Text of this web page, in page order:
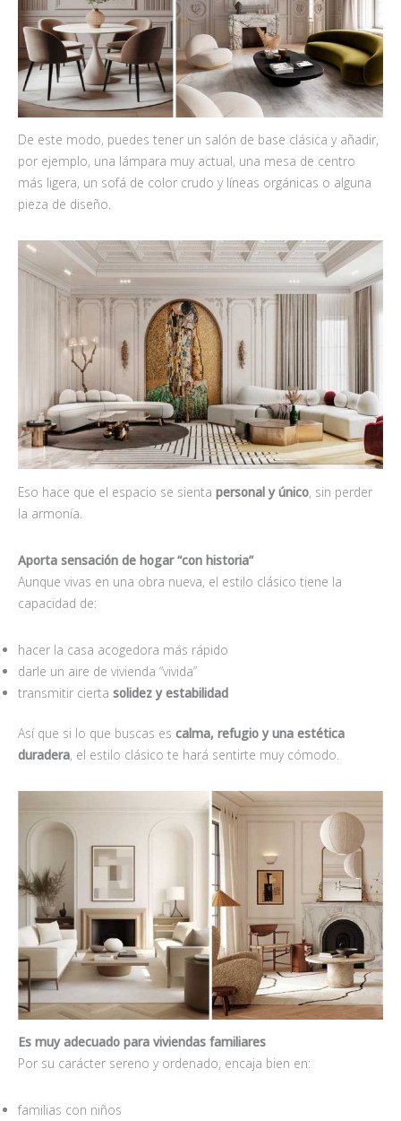
De este modo, puedes tener un salón de base clásica y añadir,
por ejemplo, una lámpara muy actual, una mesa de centro
más ligera, un sofá de color crudo y líneas orgánicas o alguna
pieza de diseño.
Eso hace que el espacio se sienta personal y único, sin perder
la armonía.
Aporta sensación de hogar “con historia”
Aunque vivas en una obra nueva, el estilo clásico tiene la
capacidad de:
hacer la casa acogedora más rápido
darle un aire de vivienda “vivida”
transmitir cierta solidez y estabilidad
Así que si lo que buscas es calma, refugio y una estética
duradera, el estilo clásico te hará sentirte muy cómodo.
Es muy adecuado para viviendas familiares
Por su carácter sereno y ordenado, encaja bien en:
familias con niños